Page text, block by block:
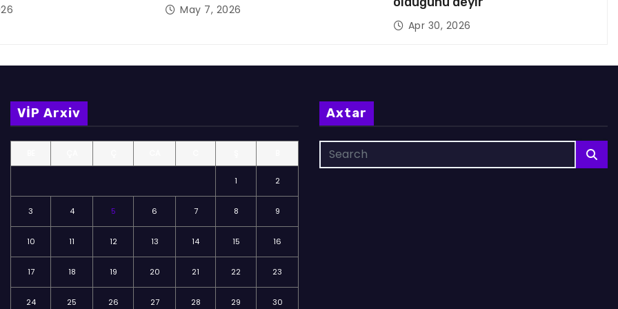
May 7, 2026
Apr 30, 2026
VİP Arxiv
1 2
3 4 5 6 7 8 9
10 11 12 13 14 15 16
17 18 19 20 21 22 23
24 25 26 27 28 29 30
Axtar